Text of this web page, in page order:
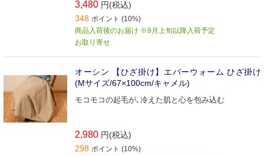
3,480 円(税込)
348 ポイント (10%)
商品入荷後のお届け ※9月上旬以降入荷予定
お取り寄せ
オーシン 【ひざ掛け】エバーウォーム ひざ掛け
(Mサイズ/67×100cm/キャメル)
モコモコの起毛が､冷えた肌と心を包み込む
2,980 円(税込)
298 ポイント (10%)